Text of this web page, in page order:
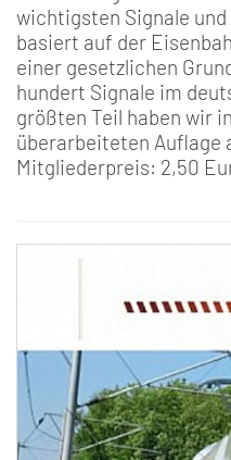
wichtigsten Signale
basiert auf der
einer gesetzlichen
hundert Signale im
größten Teil haben wir
überarbeiteten Auflage
Mitgliederpreis: 2,50